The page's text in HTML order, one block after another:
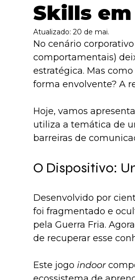
Skills
Atualizado: 20 de mai.
No cenário
comportamentais)
estratégica. Mas
forma envolvente? A
Hoje, vamos
utiliza a temática de
barreiras de
O Dispositivo:
Desenvolvido por
foi fragmentado e
pela Guerra Fria.
de recuperar esse
Este jogo indoor